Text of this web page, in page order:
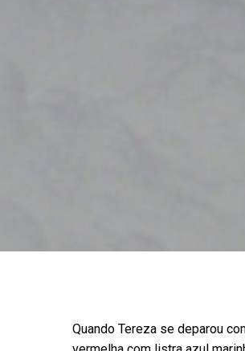
Quando Tereza se deparou